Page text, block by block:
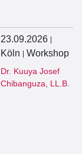
23.09.2026
Köln Workshop
Dr. Kuuya Josef
Chibanguza, LL.B.